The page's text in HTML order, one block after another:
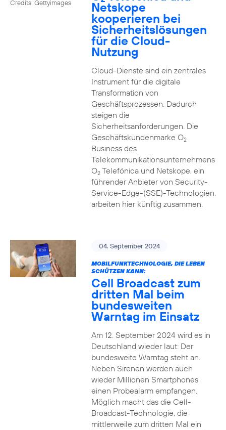
Credits: Gettyimages Netskope
kooperieren bei
Sicherheitslösungen
für die Cloud-
Nutzung
Cloud-Dienste sind ein zentrales
Instrument für die digitale
Transformation von
Geschäftsprozessen. Dadurch
steigen die
Sicherheitsanforderungen. Die
Geschäftskundenmarke O2
Business des
Telekommunikationsunternehmens
O2Telefónica und Netskope, ein
führender Anbieter von Security-
Service-Edge-(SSE)-Technologien,
arbeiten hier künftig zusammen.
04. September 2024
MOBILFUNKTECHNOLOGIE, DIE LEBEN
SCHÜTZEN KANN:
Cell Broadcast zum
dritten Mal beim
bundesweiten
Warntag im Einsatz
Am 12. September 2024 wird es in
Deutschland wieder laut: Der
bundesweite Warntag steht an.
Neben Sirenen werden auch
wieder Millionen Smartphones
einen Probealarm empfangen.
Möglich macht das die Cell-
Broadcast-Technologie, die
mittlerweile zum dritten Mal ein